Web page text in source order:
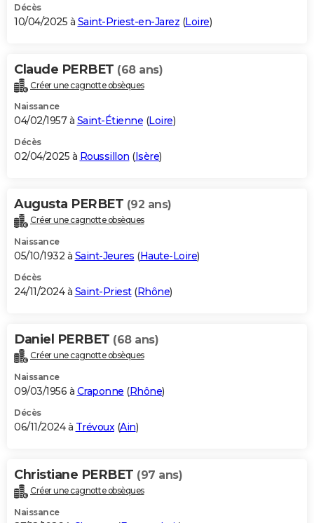
Décès
10/04/2025 à Saint-Priest-en-Jarez (Loire)
Claude PERBET (68 ans)
Créer une cagnotte obsèques
Naissance
04/02/1957 à Saint-Étienne (Loire)
Décès
02/04/2025 à Roussillon (Isère)
Augusta PERBET (92 ans)
Créer une cagnotte obsèques
Naissance
05/10/1932 à Saint-Jeures (Haute-Loire)
Décès
24/11/2024 à Saint-Priest(Rhône)
Daniel PERBET (68 ans)
Créer une cagnotte obsèques
Naissance
09/03/1956 à Craponne (Rhône)
Décès
06/11/2024 à Trévoux(Ain)
Christiane PERBET (97 ans)
Créer une cagnotte obsèques
Naissance